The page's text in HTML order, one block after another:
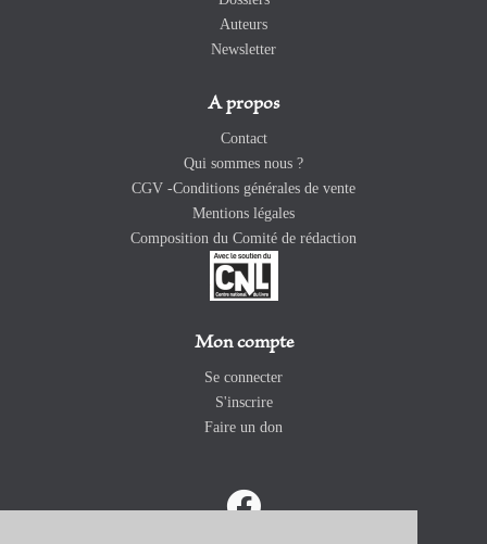
Auteurs
Newsletter
A propos
Contact
Qui sommes nous ?
CGV -Conditions générales de vente
Mentions légales
Composition du Comité de rédaction
Mon compte
Se connecter
S'inscrire
Faire un don